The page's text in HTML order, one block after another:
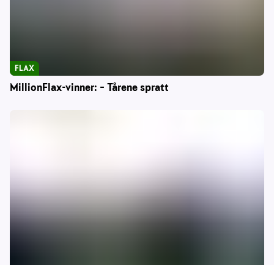
MillionFlax-vinner: – Tårene spratt
FLAX